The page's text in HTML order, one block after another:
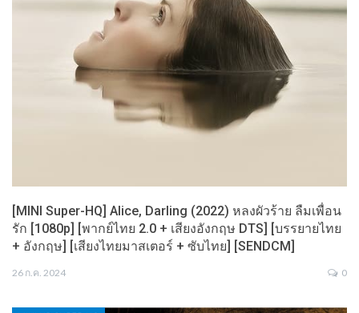
[MINI Super-HQ] Alice, Darling (2022) หลงผัวร้าย ลืมเพื่อน
รัก [1080p] [พากย์ไทย 2.0 + เสียงอังกฤษ DTS] [บรรยายไทย
+ อังกฤษ] [เสียงไทยมาสเตอร์ + ซับไทย] [SENDCM]
26 ก.ค. 2024 0